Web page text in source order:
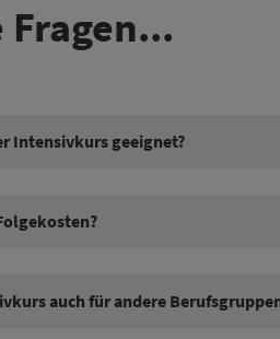
Fragen...
Intensivkurs geeignet?
auch für andere